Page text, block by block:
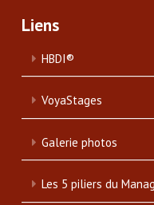
Liens
HBDI®
VoyaStages
Galerie photos
Les 5 piliers du